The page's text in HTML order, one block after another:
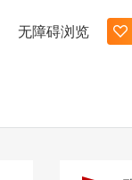
无障碍浏览